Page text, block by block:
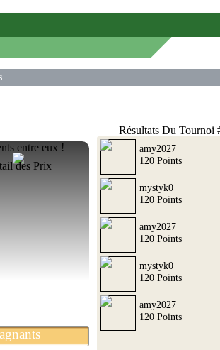
des Prix
Résultats Du Tournoi
amy2027
120 Points
mystyk0
120 Points
amy2027
120 Points
mystyk0
120 Points
amy2027
120 Points